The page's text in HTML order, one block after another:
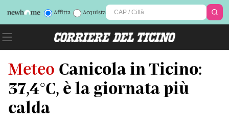
Affitta Acquista
Meteo Canicola in Ticino:
37,4°C, è la giornata più
calda